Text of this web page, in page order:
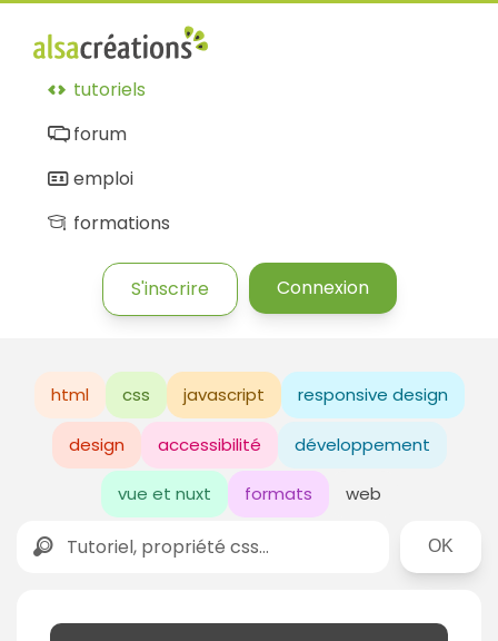
tutoriels
forum
emploi
formations
S'inscrire Connexion
html css javascript responsive design
design accessibilité développement
vue et nuxt formats web
Rechercher